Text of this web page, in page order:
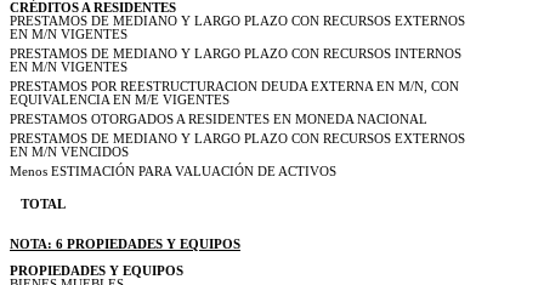
CRÉDITOS A RESIDENTES
PRESTAMOS DE MEDIANO Y LARGO PLAZO CON RECURSOS EXTERNOS
EN M/N VIGENTES
PRESTAMOS DE MEDIANO Y LARGO PLAZO CON RECURSOS INTERNOS
EN M/N VIGENTES
PRESTAMOS POR REESTRUCTURACION DEUDA EXTERNA EN M/N, CON
EQUIVALENCIA EN M/E VIGENTES
PRESTAMOS OTORGADOS A RESIDENTES EN MONEDA NACIONAL
PRESTAMOS DE MEDIANO Y LARGO PLAZO CON RECURSOS EXTERNOS
EN M/N VENCIDOS
Menos ESTIMACIÓN PARA VALUACIÓN DE ACTIVOS
TOTAL
NOTA: 6 PROPIEDADES Y EQUIPOS
PROPIEDADES Y EQUIPOS